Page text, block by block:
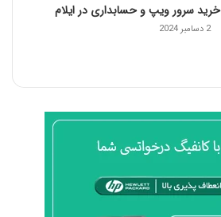
خرید سرور ویپ و حسابداری در ایلام
2 دسامبر 2024